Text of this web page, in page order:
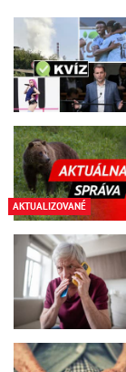
AKTUALIZOVANÉ